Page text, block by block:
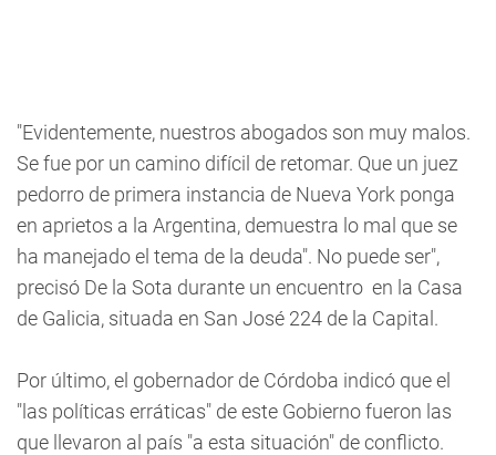
"Evidentemente, nuestros abogados son muy malos.
Se fue por un camino difícil de retomar. Que un juez
pedorro de primera instancia de Nueva York ponga
en aprietos a la Argentina, demuestra lo mal que se
ha manejado el tema de la deuda". No puede ser",
precisó De la Sota durante un encuentro en la Casa
de Galicia, situada en San José 224 de la Capital.
Por último, el gobernador de Córdoba indicó que el
"las políticas erráticas" de este Gobierno fueron las
que llevaron al país "a esta situación" de conflicto.